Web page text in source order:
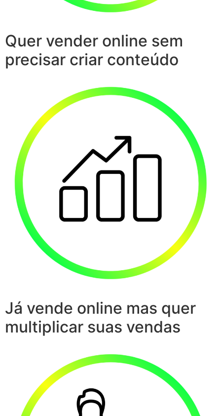
Quer vender online sem
precisar criar conteúdo
Já vende online mas quer
multiplicar suas vendas